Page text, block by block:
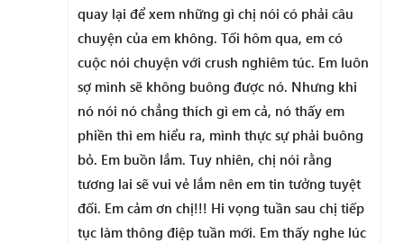
quay lại để xem những gì chị nói có phải câu
chuyện của em không. Tối hôm qua, em có
cuộc nói chuyện với crush nghiêm túc. Em luôn
sợ mình sẽ không buông được nó. Nhưng khi
nó nói nó chẳng thích gì em cả, nó thấy em
phiền thì em hiểu ra, mình thực sự phải buông
bỏ. Em buồn lắm. Tuy nhiên, chị nói rằng
tương lai sẽ vui vẻ lắm nên em tin tưởng tuyệt
đối. Em cảm ơn chị!!! Hi vọng tuần sau chị tiếp
tục làm thông điệp tuần mới. Em thấy nghe lúc